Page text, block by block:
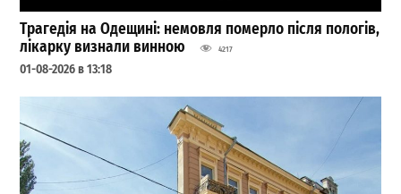
Трагедія на Одещині: немовля померло після пологів,
лікарку визнали винною
4217
01-08-2026 в 13:18